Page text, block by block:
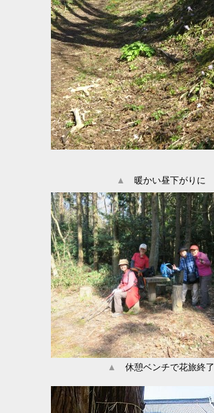
▲ 暖かい昼下がりに
▲ 休憩ベンチで花旅終了